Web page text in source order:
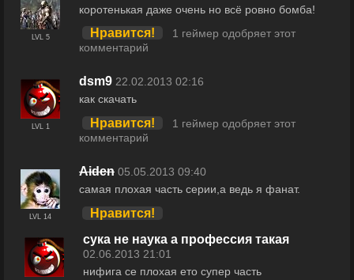
LVL 5
коротенькая даже очень но всё ровно бомба!
Нравится!
1 геймер одобряет этот
комментарий
LVL 1
dsm9 22.02.2013 02:16
как скачать
Нравится!
1 геймер одобряет этот
комментарий
LVL 14
Aiden 05.05.2013 09:40
самая плохая часть серии,а ведь я фанат.
Нравится!
сука не наука а профессия такая
02.06.2013 21:01
нифига се плохая ето супер часть